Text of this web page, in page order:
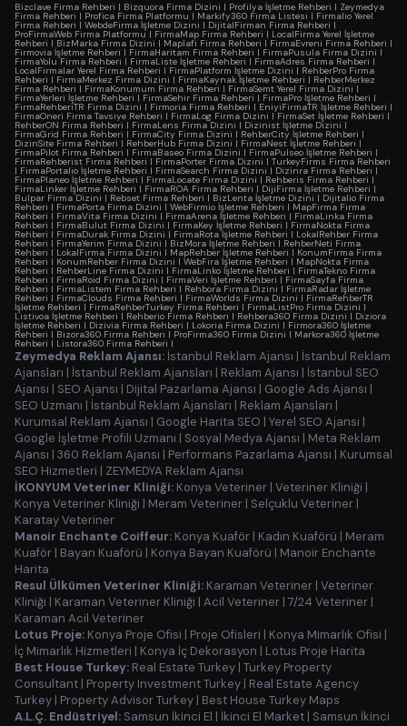
Bizclave Firma Rehberi | Bizquora Firma Dizini | Profilya İşletme Rehberi | Zeymedya
Firma Rehberi | Profica Firma Platformu | Markify360 Firma Listesi | Firmalio Yerel
Firma Rehberi | WebdeFirma İşletme Dizini | DijitalFirman Firma Rehberi |
ProFirmaWeb Firma Platformu | FirmaMap Firma Rehberi | LocalFirma Yerel İşletme
Rehberi | BizMarka Firma Dizini | Maplafi Firma Rehberi | FirmaEvreni Firma Rehberi |
Firmovia İşletme Rehberi | FirmaHaritam Firma Rehberi | FirmaPusula Firma Dizini |
FirmaYolu Firma Rehberi | FirmaListe İşletme Rehberi | FirmaAdres Firma Rehberi |
LocalFirmalar Yerel Firma Rehberi | FirmaPlatform İşletme Dizini | RehberPro Firma
Rehberi | FirmaMerkez Firma Dizini | FirmaKaynak İşletme Rehberi | RehberMerkez
Firma Rehberi | FirmaKonumum Firma Rehberi | FirmaSemt Yerel Firma Dizini |
FirmaYerleri İşletme Rehberi | FirmaSehir Firma Rehberi | FirmaPro İşletme Rehberi |
FirmaRehberiTR Firma Dizini | Firmoria Firma Rehberi | EniyiFirmaTR İşletme Rehberi |
FirmaOneri Firma Tavsiye Rehberi | FirmaLog Firma Dizini |FirmaSet İşletme Rehberi |
RehberON Firma Rehberi | FirmaLens Firma Dizini | Dizinist İşletme Dizini |
FirmaGrid Firma Rehberi | FirmaCity Firma Dizini | RehberCity İşletme Rehberi |
DizinSite Firma Rehberi | RehberHub Firma Dizini | FirmaNest İşletme Rehberi |
FirmaPilot Firma Rehberi | FirmaBaseo Firma Dizini | FirmaPulseo İşletme Rehberi |
FirmaRehberist Firma Rehberi | FirmaPorter Firma Dizini | TurkeyFirms Firma Rehberi
| FirmaPortalio İşletme Rehberi | FirmaSearch Firma Dizini | Dizinra Firma Rehberi |
FirmaPlaneo İşletme Rehberi | FirmaLocate Firma Dizini | Rehberis Firma Rehberi |
FirmaLinker İşletme Rehberi | FirmaROA Firma Rehberi | DijiFirma İşletme Rehberi |
Bulpar Firma Dizini | Rebset Firma Rehberi | BizLenta İşletme Dizini | Dijitalio Firma
Rehberi | FirmaPorta Firma Dizini | WebFirmio İşletme Rehberi | MapFirma Firma
Rehberi | FirmaVita Firma Dizini | FirmaArena İşletme Rehberi | FirmaLinka Firma
Rehberi | FirmaBulut Firma Dizini | FirmaKey İşletme Rehberi | FirmaNokta Firma
Rehberi | FirmaDurak Firma Dizini | FirmaRota İşletme Rehberi | LokalRehber Firma
Rehberi | FirmaYerim Firma Dizini | BizMora İşletme Rehberi | RehberNeti Firma
Rehberi | LokalFirma Firma Dizini | MapRehber İşletme Rehberi | KonumFirma Firma
Rehberi | KonumRehber Firma Dizini | WebFira İşletme Rehberi | MapNokta Firma
Rehberi | RehberLine Firma Dizini | FirmaLinko İşletme Rehberi | FirmaTekno Firma
Rehberi | FirmaRoid Firma Dizini | FirmaVeri İşletme Rehberi | FirmaSayfa Firma
Rehberi | FirmaListem Firma Rehberi | Rehbora Firma Dizini | FirmaRadar İşletme
Rehberi | FirmaClouds Firma Rehberi | FirmaWorlds Firma Dizini | FirmaRehberTR
İşletme Rehberi | FirmaRehberTurkey Firma Rehberi | FirmaListPro Firma Dizini |
Listivoa İşletme Rehberi | Rehberio Firma Rehberi | Rehbera360 Firma Dizini | Diziora
İşletme Rehberi | Dizivia Firma Rehberi | Lokoria Firma Dizini | Firmora360 İşletme
Rehberi | Bizora360 Firma Rehberi | ProFirma360 Firma Dizini | Markora360 İşletme
Rehberi | Listora360 Firma Rehberi |
Zeymedya Reklam Ajansı: İstanbul Reklam Ajansı | İstanbul Reklam
Ajansları | İstanbul Reklam Ajansları | Reklam Ajansı | İstanbul SEO
Ajansı | SEO Ajansı | Dijital Pazarlama Ajansı | Google Ads Ajansı |
SEO Uzmanı | İstanbul Reklam Ajansları | Reklam Ajansları |
Kurumsal Reklam Ajansı | Google Harita SEO | Yerel SEO Ajansı |
Google İşletme Profili Uzmanı | Sosyal Medya Ajansı | Meta Reklam
Ajansı | 360 Reklam Ajansı | Performans Pazarlama Ajansı | Kurumsal
SEO Hizmetleri | ZEYMEDYA Reklam Ajansı
İKONYUM Veteriner Kliniği: Konya Veteriner | Veteriner Kliniği |
Konya Veteriner Kliniği | Meram Veteriner | Selçuklu Veteriner |
Karatay Veteriner
Manoir Enchante Coiffeur: Konya Kuaför | Kadın Kuaförü | Meram
Kuaför | Bayan Kuaförü | Konya Bayan Kuaförü | Manoir Enchante
Harita
Resul Ülkümen Veteriner Kliniği: Karaman Veteriner | Veteriner
Kliniği | Karaman Veteriner Kliniği | Acil Veteriner | 7/24 Veteriner |
Karaman Acil Veteriner
Lotus Proje: Konya Proje Ofisi | Proje Ofisleri | Konya Mimarlık Ofisi |
İç Mimarlık Hizmetleri | Konya İç Dekorasyon | Lotus Proje Harita
Best House Turkey: Real Estate Turkey | Turkey Property
Consultant | Property Investment Turkey | Real Estate Agency
Turkey | Property Advisor Turkey | Best House Turkey Maps
A.L.Ç. Endüstriyel: Samsun İkinci El | İkinci El Market | Samsun İkinci